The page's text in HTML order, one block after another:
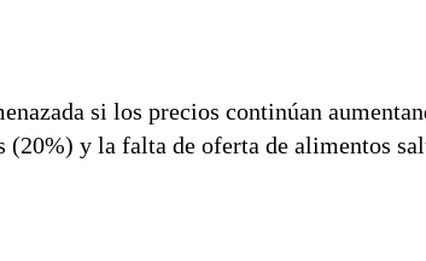
si los precios continúan
y la falta de oferta de alimentos